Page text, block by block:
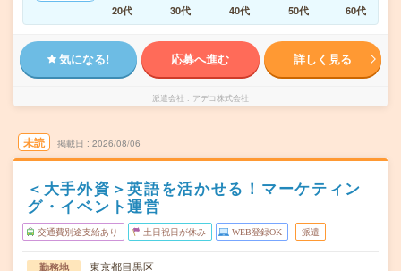
20代
30代 40代 50代 60代
気になる! 応募へ進む 詳しく見る
派遣会社 アデコ株式会社
未読 掲載日 2026/08/06
＜大手外資＞英語を活かせる！マーケティン
グ・イベント運営
交通費別途支給あり 土日祝日が休み WEB登録OK 派遣
勤務地 東京都目黒区